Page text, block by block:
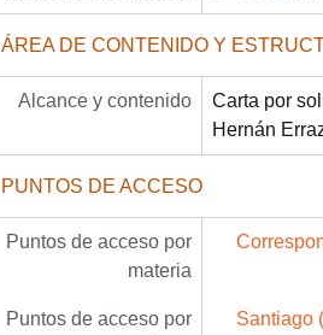
ÁREA DE CONTENIDO Y
Alcance y contenido
Carta por
Hernán
PUNTOS DE ACCESO
Puntos de acceso por
materia
Puntos de acceso por
Santiago